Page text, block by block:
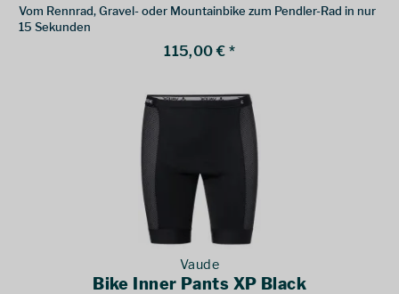
Vom Rennrad, Gravel- oder Mountainbike zum Pendler-Rad in nur
15 Sekunden
115,00 € *
Vaude
Bike Inner Pants XP Black